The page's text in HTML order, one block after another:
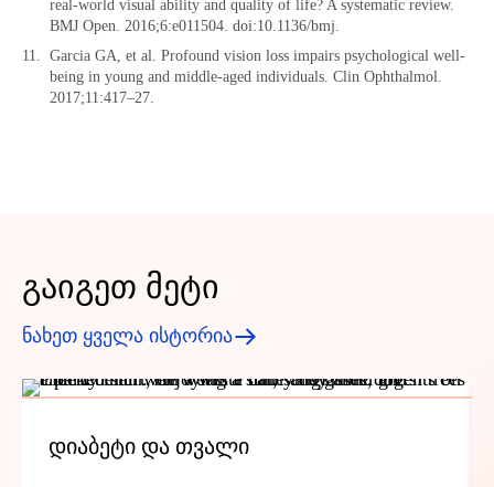
real-world visual ability and quality of life? A systematic review.
BMJ Open. 2016;6:e011504. doi:10.1136/bmj.
Garcia GA, et al. Profound vision loss impairs psychological well-
being in young and middle-aged individuals. Clin Ophthalmol.
2017;11:417–27.
გაიგეთ მეტი
ნახეთ ყველა ისტორია
დიაბეტი და თვალი